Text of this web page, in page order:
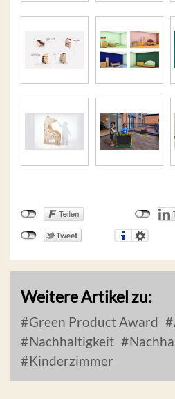
Weitere Artikel zu:
Green Product Award
Nachhaltigkeit
Kinderzimmer